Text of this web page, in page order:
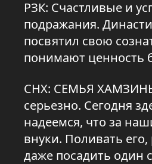
РЗК: Счастливые и
подражания.
посвятил свою
понимают ценность
СНХ: СЕМЬЯ
серьезно. Сегодня
надеемся, что за
внуки. Поливать
даже посадить один